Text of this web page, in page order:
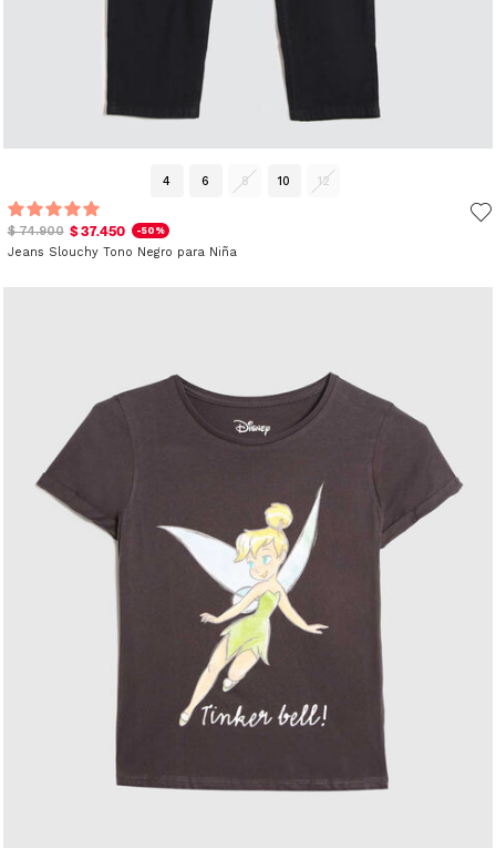
4 6 8 10 12
$ 74.900 $ 37.450 -50%
Jeans Slouchy Tono Negro para Niña